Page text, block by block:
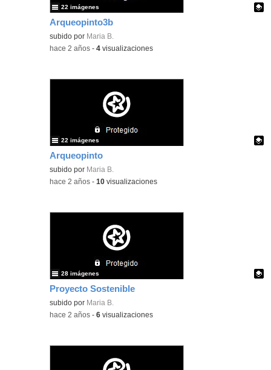
Arqueopinto3b
Contenido educativo.
subido por Maria B.
22 imágenes
-hace 2 años -4 visualizaciones
Arqueopinto
Contenido educativo.
subido por Maria B.
22 imágenes
-hace 2 años -10 visualizaciones
Proyecto Sostenible
Contenido educativo.
subido por Maria B.
28 imágenes
-hace 2 años -6 visualizaciones